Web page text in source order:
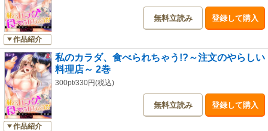
作品紹介
無料立読み 登録して購入
作品紹介
私のカラダ、食べられちゃう!?～注文のやらしい
料理店～ 2巻
300pt/330円(税込)
無料立読み 登録して購入